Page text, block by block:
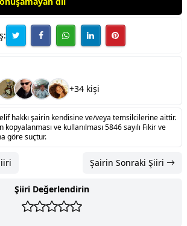
+34 kişi
hakkı şairin kendisine ve/veya temsilcilerine aittir.
ve kullanılması 5846 sayılı Fikir ve
göre suçtur.
Şairin Sonraki Şiiri
Şiiri Değerlendirin